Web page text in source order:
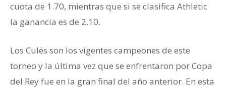
cuota de 1.70, mientras que si se clasifica Athletic
la ganancia es de 2.10.
Los Culés son los vigentes campeones de este
torneo y la última vez que se enfrentaron por Copa
del Rey fue en la gran final del año anterior. En esta